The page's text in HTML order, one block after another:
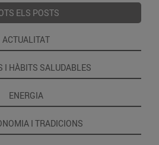
ELS POSTS
ACTUALITAT
I HÀBITS SALUDABLES
ENERGIA
I TRADICIONS